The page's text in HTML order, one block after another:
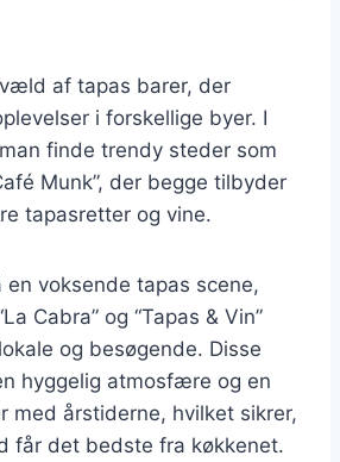
af tapas barer, der
i forskellige byer. I
finde trendy steder som
Munk”, der begge tilbyder
tapasretter og vine.
en voksende tapas scene,
Cabra” og “Tapas & Vin”
og besøgende. Disse
hyggelig atmosfære og en
med årstiderne, hvilket sikrer,
får det bedste fra køkkenet.